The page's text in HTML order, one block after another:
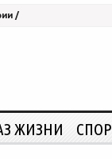
/
ЖИЗНИ